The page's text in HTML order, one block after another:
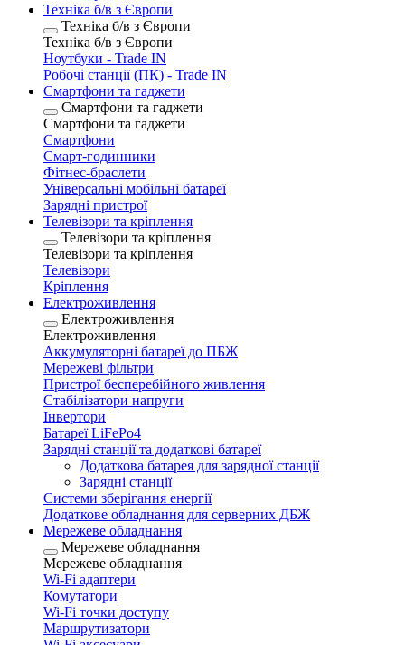
Техніка б/в з Європи
Техніка б/в з Європи
Техніка б/в з Європи
Ноутбуки - Trade IN
Робочі станції (ПК) - Trade IN
Смартфони та гаджети
Смартфони та гаджети
Смартфони та гаджети
Смартфони
Смарт-годинники
Фітнес-браслети
Універсальні мобільні батареї
Зарядні пристрої
Телевізори та кріплення
Телевізори та кріплення
Телевізори та кріплення
Телевізори
Кріплення
Електроживлення
Електроживлення
Електроживлення
Аккумуляторні батареї до ПБЖ
Мережеві фільтри
Пристрої бесперебійного живлення
Стабілізатори напруги
Інвертори
Батареї LiFePo4
Зарядні станції та додаткові батареї
Додаткова батарея для зарядної станції
Зарядні станції
Системи зберігання енергії
Додаткове обладнання для серверних ДБЖ
Мережеве обладнання
Мережеве обладнання
Мережеве обладнання
Wi-Fi адаптери
Комутатори
Wi-Fi точки доступу
Маршрутизатори